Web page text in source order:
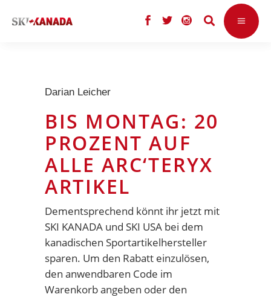
Darian Leicher
BIS MONTAG: 20
PROZENT AUF
ALLE ARC‘TERYX
ARTIKEL
Dementsprechend könnt ihr jetzt mit
SKI KANADA und SKI USA bei dem
kanadischen Sportartikelhersteller
sparen. Um den Rabatt einzulösen,
den anwendbaren Code im
Warenkorb angeben oder den